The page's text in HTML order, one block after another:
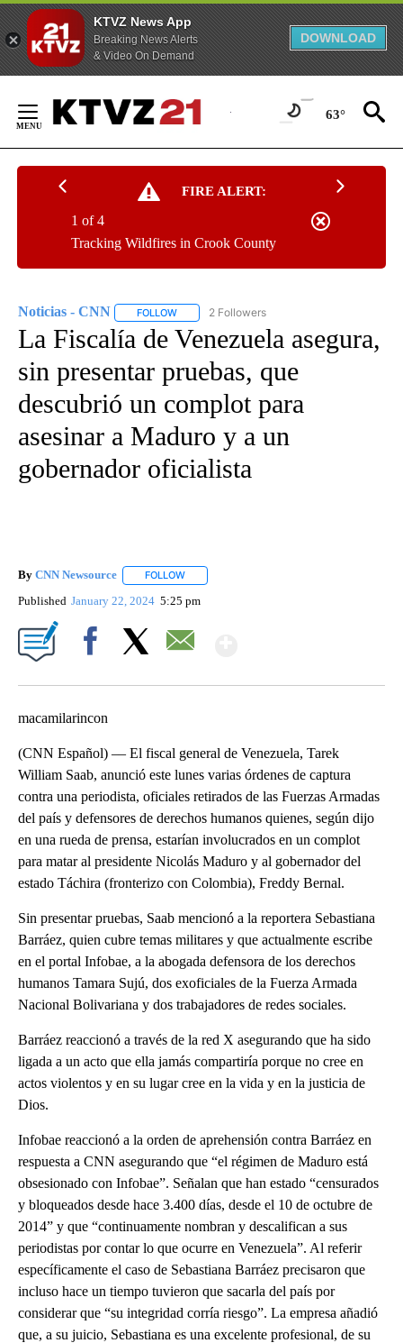
KTVZ News App
Breaking News Alerts
& Video On Demand
DOWNLOAD
Content
63°
FIRE ALERT:
Tracking Wildfires in Crook County
1 of 4
Noticias - CNN FOLLOW FOLLOW "NOTICIAS - CNN" TO RECEIVE
2 Followers
La Fiscalía de Venezuela asegura,
sin presentar pruebas, que
descubrió un complot para
asesinar a Maduro y a un
gobernador oficialista
By CNN Newsource FOLLOW
Published January 22, 2024 5:25 pm
macamilarincon
(CNN Español) –– El fiscal general de Venezuela, Tarek
William Saab, anunció este lunes varias órdenes de captura
contra una periodista, oficiales retirados de las Fuerzas Armadas
del país y defensores de derechos humanos quienes, según dijo
en una rueda de prensa, estarían involucrados en un complot
para matar al presidente Nicolás Maduro y al gobernador del
estado Táchira (fronterizo con Colombia), Freddy Bernal.
Sin presentar pruebas, Saab mencionó a la reportera Sebastiana
Barráez, quien cubre temas militares y que actualmente escribe
en el portal Infobae, a la abogada defensora de los derechos
humanos Tamara Sujú, dos exoficiales de la Fuerza Armada
Nacional Bolivariana y dos trabajadores de redes sociales.
Barráez reaccionó a través de la red X asegurando que ha sido
ligada a un acto que ella jamás compartiría porque no cree en
actos violentos y en su lugar cree en la vida y en la justicia de
Dios.
Infobae reaccionó a la orden de aprehensión contra Barráez en
respuesta a CNN asegurando que “el régimen de Maduro está
obsesionado con Infobae”. Señalan que han estado “censurados
y bloqueados desde hace 3.400 días, desde el 10 de octubre de
2014” y que “continuamente nombran y descalifican a sus
periodistas por contar lo que ocurre en Venezuela”. Al referir
específicamente el caso de Sebastiana Barráez precisaron que
incluso hace un tiempo tuvieron que sacarla del país por
considerar que “su integridad corría riesgo”. La empresa añadió
que, a su juicio, Sebastiana es una excelente profesional, de su